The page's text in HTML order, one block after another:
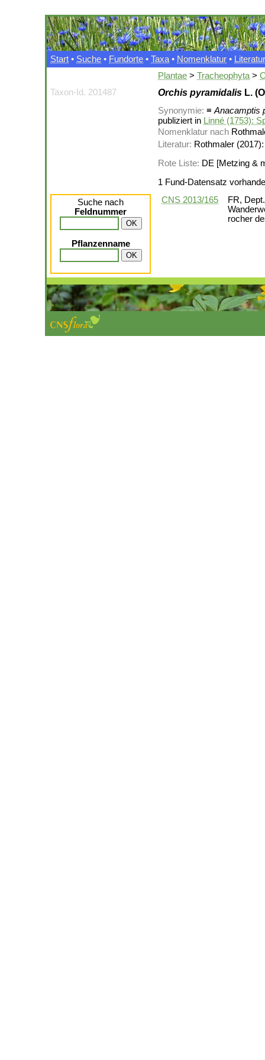
Start • Suche • Fundorte • Taxa • Nomenklatur • Literatur
Plantae > Tracheophyta >
Taxon-Id. 201487
Orchis pyramidalis L.
Synonymie: ≡ Anacamptis
publiziert in Linné (1753):
Nomenklatur nach
Literatur: Rothmaler
Rote Liste: DE [Metzing &
1 Fund-Datensatz
Suche nach
Feldnummer
Pflanzenname
CNS 2013/165
FR,
rocher